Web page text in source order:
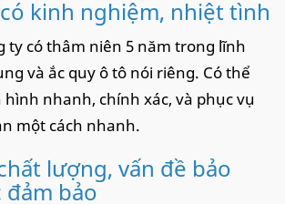
kinh nghiệm, nhiệt tình
ty có thâm niên 5 năm trong lĩnh
và ắc quy ô tô nói riêng. Có thể
nhanh, chính xác, và phục vụ
một cách nhanh.
lượng, vấn đề bảo
bảo